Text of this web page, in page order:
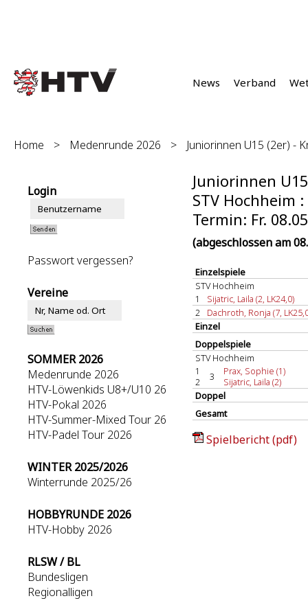
News Verband
Home > Medenrunde 2026 > Juniorinnen U15 (2er) -
Login
Passwort vergessen?
Vereine
SOMMER 2026
Medenrunde 2026
HTV-Löwenkids U8+/U10 26
HTV-Pokal 2026
HTV-Summer-Mixed Tour 26
HTV-Padel Tour 2026
WINTER 2025/2026
Winterrunde 2025/26
HOBBYRUNDE 2026
HTV-Hobby 2026
RLSW / BL
Bundesligen
Regionalligen
Juniorinnen
STV Hochheim
Termin: Fr.
(abgeschlossen am
Einzelspiele
STV Hochheim
1
Sijatric, Laila (2, LK24,0)
2
Dachroth, Ronja (7,
Einzel
Doppelspiele
STV Hochheim
1
2
3
Prax, Sophie (1)
Sijatric, Laila (2)
Doppel
Gesamt
Spielbericht (pdf)